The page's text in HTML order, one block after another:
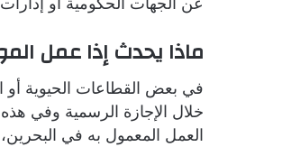
ماذا يحدث إذا عمل
في بعض القطاعات الحيوية
خلال الإجازة الرسمية وفي
العمل المعمول به في